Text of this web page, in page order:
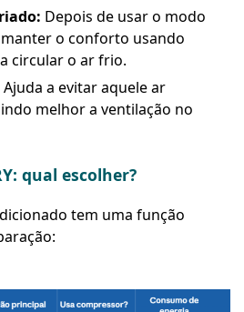
Depois de usar o modo
manter o conforto usando
circular o ar frio.
Ajuda a evitar aquele ar
melhor a ventilação no
qual escolher?
tem uma função